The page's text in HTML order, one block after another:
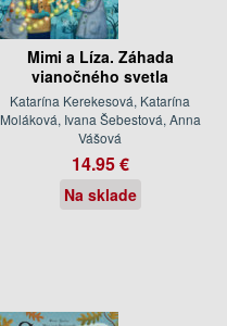
Mimi a Líza. Záhada
vianočného svetla
Katarína Kerekesová, Katarína
Moláková, Ivana Šebestová, Anna
Vášová
14.95 €
Na sklade